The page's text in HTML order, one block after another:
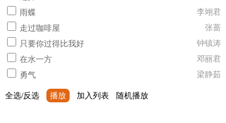
雨蝶
李翊君
走过咖啡屋
张蔷
只要你过得比我好
钟镇涛
在水一方
邓丽君
勇气
梁静茹
全选/反选 播放 加入列表 随机播放